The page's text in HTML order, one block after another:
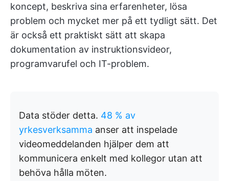
koncept, beskriva sina erfarenheter, lösa
problem och mycket mer på ett tydligt sätt. Det
är också ett praktiskt sätt att skapa
dokumentation av instruktionsvideor,
programvarufel och IT-problem.
Data stöder detta. 48 % av
yrkesverksamma anser att inspelade
videomeddelanden hjälper dem att
kommunicera enkelt med kollegor utan att
behöva hålla möten.